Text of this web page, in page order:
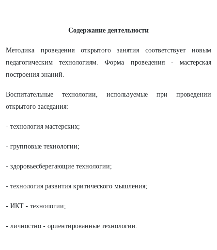
Содержание деятельности
Методика проведения открытого занятия соответствует новым
педагогическим технологиям. Форма проведения - мастерская
построения знаний.
Воспитательные технологии, используемые при проведении
открытого заседания:
- технология мастерских;
- групповые технологии;
- здоровьесберегающие технологии;
- технология развития критического мышления;
- ИКТ - технологии;
- личностно - ориентированные технологии.